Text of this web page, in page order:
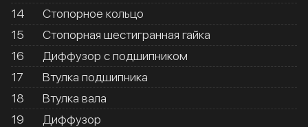
14
Стопорное кольцо
15
Стопорная шестигранная гайка
16
Диффузор с подшипником
17
Втулка подшипника
18
Втулка вала
19
Диффузор